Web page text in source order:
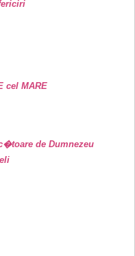
cel MARE
de Dumnezeu